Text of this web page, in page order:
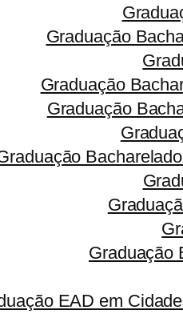
Graduação
Graduação
Graduação
Graduação
EAD em